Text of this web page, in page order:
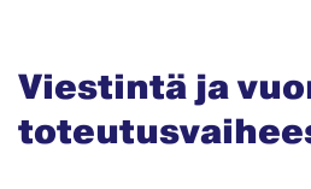
Viestintä ja